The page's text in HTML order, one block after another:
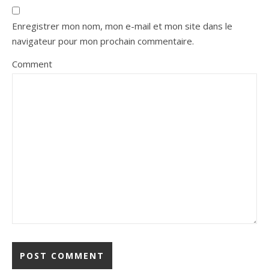
Enregistrer mon nom, mon e-mail et mon site dans le
navigateur pour mon prochain commentaire.
Comment